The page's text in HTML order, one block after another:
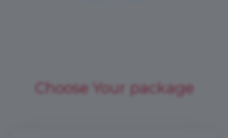
Choose Your package